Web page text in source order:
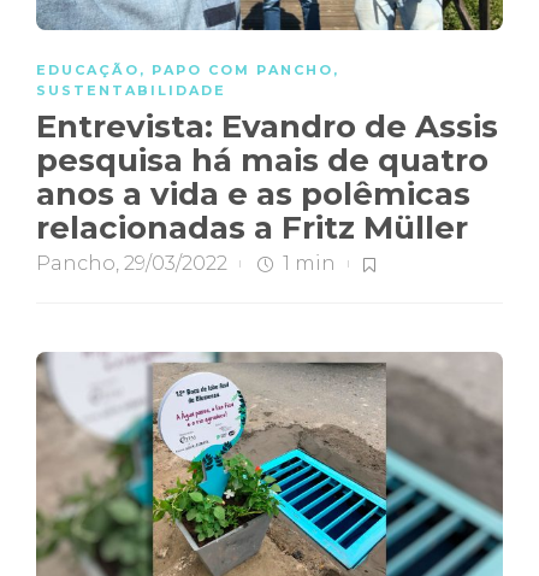
EDUCAÇÃO , PAPO COM PANCHO ,
SUSTENTABILIDADE
Entrevista: Evandro de Assis
pesquisa há mais de quatro
anos a vida e as polêmicas
relacionadas a Fritz Müller
Pancho, 29/03/2022 1 min